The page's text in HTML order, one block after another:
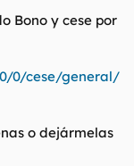
Bono y cese por
0/cese/general/
o dejármelas